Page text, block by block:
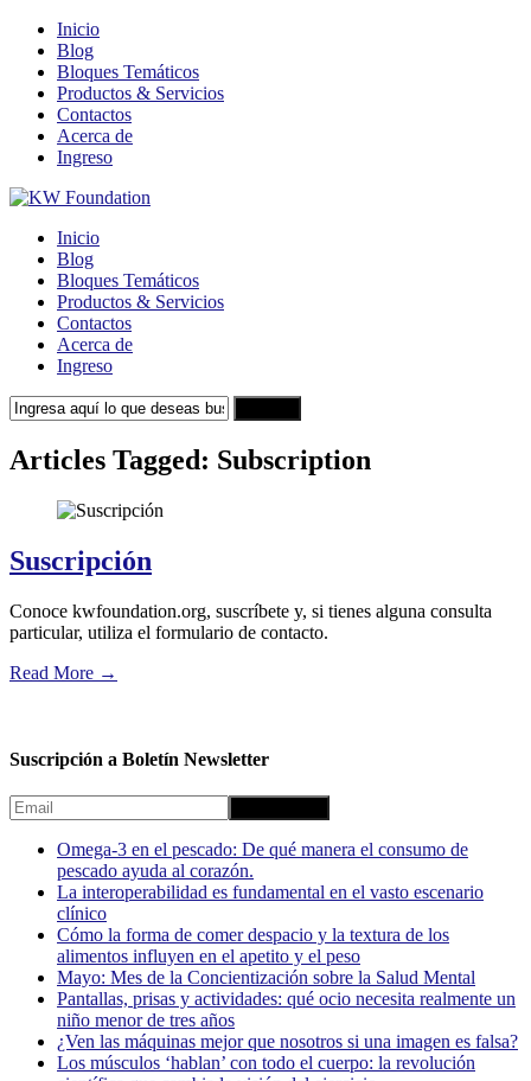
Inicio
Blog
Bloques Temáticos
Productos & Servicios
Contactos
Acerca de
Ingreso
Inicio
Blog
Bloques Temáticos
Productos & Servicios
Contactos
Acerca de
Ingreso
Articles Tagged: Subscription
Suscripción
Conoce kwfoundation.org, suscríbete y, si tienes alguna consulta
particular, utiliza el formulario de contacto.
Read More →
Suscripción a Boletín Newsletter
Omega-3 en el pescado: De qué manera el consumo de
pescado ayuda al corazón.
La interoperabilidad es fundamental en el vasto escenario
clínico
Cómo la forma de comer despacio y la textura de los
alimentos influyen en el apetito y el peso
Mayo: Mes de la Concientización sobre la Salud Mental
Pantallas, prisas y actividades: qué ocio necesita realmente un
niño menor de tres años
¿Ven las máquinas mejor que nosotros si una imagen es falsa?
Los músculos ‘hablan’ con todo el cuerpo: la revolución